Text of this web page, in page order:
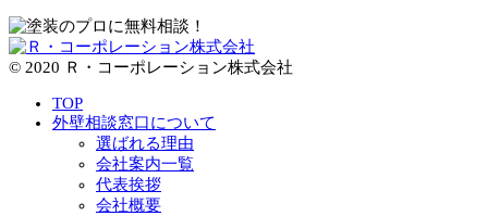
© 2020 Ｒ・コーポレーション株式会社
TOP
外壁相談窓口について
選ばれる理由
会社案内一覧
代表挨拶
会社概要